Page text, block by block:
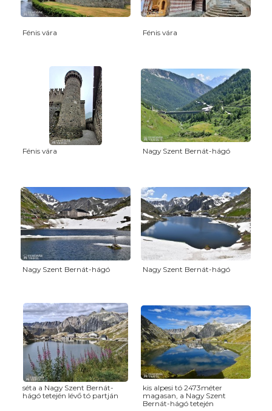
Fénis vára Fénis vára
Fénis vára Nagy Szent Bernát-hágó
Nagy Szent Bernát-hágó Nagy Szent Bernát-hágó
séta a Nagy Szent Bernát-
hágó tetején lévő tó partján
kis alpesi tó 2473méter
magasan, a Nagy Szent
Bernát-hágó tetején